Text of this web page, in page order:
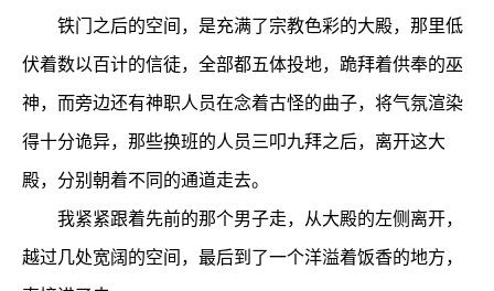
铁门之后的空间，是充满了宗教色彩的大殿，那里低
伏着数以百计的信徒，全部都五体投地，跪拜着供奉的巫
神，而旁边还有神职人员在念着古怪的曲子，将气氛渲染
得十分诡异，那些换班的人员三叩九拜之后，离开这大
殿，分别朝着不同的通道走去。
我紧紧跟着先前的那个男子走，从大殿的左侧离开，
越过几处宽阔的空间，最后到了一个洋溢着饭香的地方，